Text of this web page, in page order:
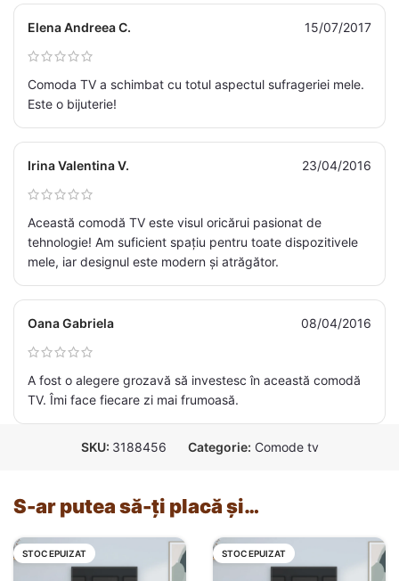
Elena Andreea C. 15/07/2017
Comoda TV a schimbat cu totul aspectul sufrageriei mele.
Este o bijuterie!
Irina Valentina V. 23/04/2016
Această comodă TV este visul oricărui pasionat de
tehnologie! Am suficient spațiu pentru toate dispozitivele
mele, iar designul este modern și atrăgător.
Oana Gabriela 08/04/2016
A fost o alegere grozavă să investesc în această comodă
TV. Îmi face fiecare zi mai frumoasă.
SKU: 3188456 Categorie: Comode tv
S-ar putea să-ți placă și…
STOC EPUIZAT STOC EPUIZAT